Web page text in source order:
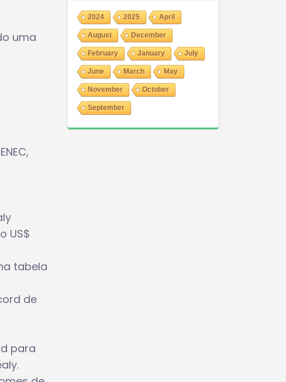
uma
US$
tabela
de
para
2024 2025 April
August December
February January July
June March May
November October
September